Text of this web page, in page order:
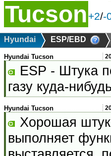
Tucson +2/-
Hyundai ESP/EBD
Hyundai Tucson
ESP - Штука
газу куда-
Hyundai Tucson
Хорошая
выполняет